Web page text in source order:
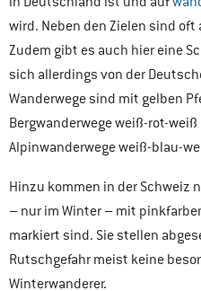
wird. Neben den Zielen sind
Zudem gibt es auch hier eine
sich allerdings von der
Wanderwege sind mit gelben
Bergwanderwege weiß-rot-
Alpinwanderwege weiß-blau-
Hinzu kommen in der Schweiz
– nur im Winter – mit
markiert sind. Sie stellen
Rutschgefahr meist keine
Winterwanderer.